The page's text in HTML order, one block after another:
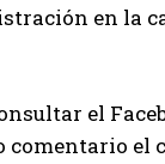
en la
el
comentario